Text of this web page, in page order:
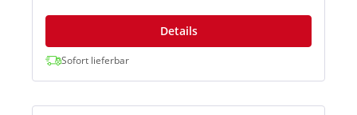
Details
Sofort lieferbar